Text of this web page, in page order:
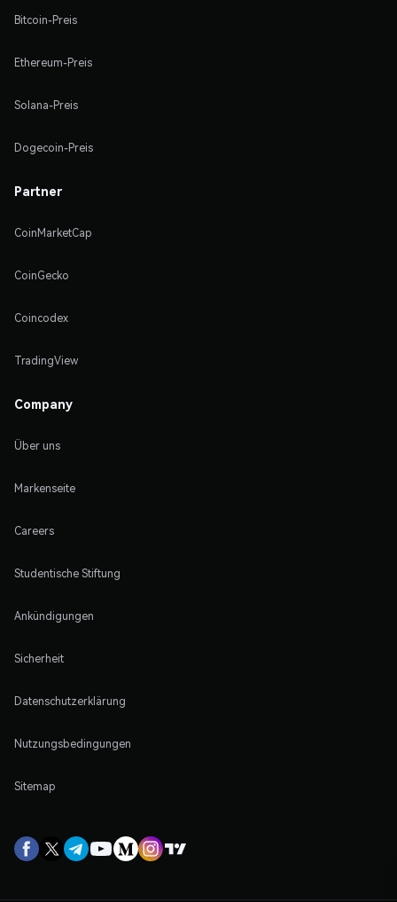
Bitcoin-Preis
Ethereum-Preis
Solana-Preis
Dogecoin-Preis
Partner
CoinMarketCap
CoinGecko
Coincodex
TradingView
Company
Über uns
Markenseite
Careers
Studentische Stiftung
Ankündigungen
Sicherheit
Datenschutzerklärung
Nutzungsbedingungen
Sitemap